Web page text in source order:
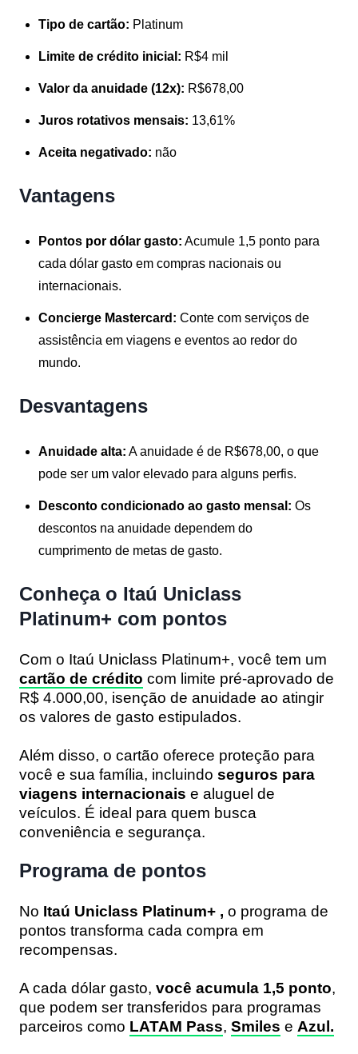
Tipo de cartão: Platinum
Limite de crédito inicial: R$4 mil
Valor da anuidade (12x): R$678,00
Juros rotativos mensais: 13,61%
Aceita negativado: não
Vantagens
Pontos por dólar gasto: Acumule 1,5 ponto para
cada dólar gasto em compras nacionais ou
internacionais.
Concierge Mastercard: Conte com serviços de
assistência em viagens e eventos ao redor do
mundo.
Desvantagens
Anuidade alta: A anuidade é de R$678,00, o que
pode ser um valor elevado para alguns perfis.
Desconto condicionado ao gasto mensal: Os
descontos na anuidade dependem do
cumprimento de metas de gasto.
Conheça o Itaú Uniclass
Platinum+ com pontos
Com o Itaú Uniclass Platinum+, você tem um
cartão de crédito com limite pré-aprovado de
R$ 4.000,00, isenção de anuidade ao atingir
os valores de gasto estipulados.
Além disso, o cartão oferece proteção para
você e sua família, incluindo seguros para
viagens internacionais e aluguel de
veículos. É ideal para quem busca
conveniência e segurança.
Programa de pontos
No Itaú Uniclass Platinum+ , o programa de
pontos transforma cada compra em
recompensas.
A cada dólar gasto, você acumula 1,5 ponto,
que podem ser transferidos para programas
parceiros como LATAM Pass, Smiles e Azul.